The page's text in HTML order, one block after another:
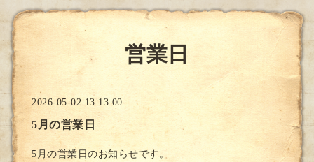
営業日
2026-05-02 13:13:00
5月の営業日
5月の営業日のお知らせです。